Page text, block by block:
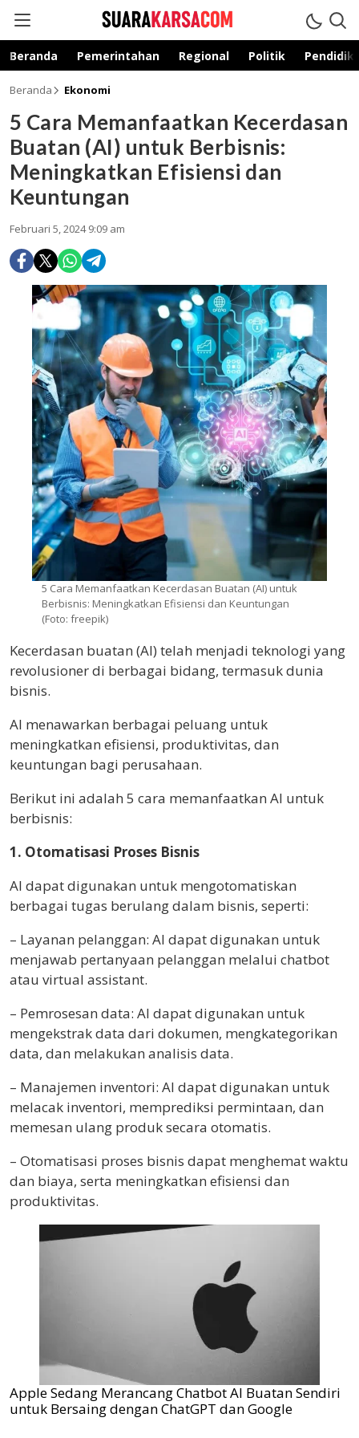
suarakarsa.com
Informasi terpercaya
Beranda Pemerintahan Regional Politik
Beranda Ekonomi
5 Cara Memanfaatkan Kecerdasan
Buatan (AI) untuk Berbisnis:
Meningkatkan Efisiensi dan
Keuntungan
Februari 5, 2024 9:09 am
5 Cara Memanfaatkan Kecerdasan Buatan (AI) untuk
Berbisnis: Meningkatkan Efisiensi dan Keuntungan
(Foto: freepik)
Kecerdasan buatan (AI) telah menjadi teknologi yang
revolusioner di berbagai bidang, termasuk dunia
bisnis.
AI menawarkan berbagai peluang untuk
meningkatkan efisiensi, produktivitas, dan
keuntungan bagi perusahaan.
Berikut ini adalah 5 cara memanfaatkan AI untuk
berbisnis:
1. Otomatisasi Proses Bisnis
AI dapat digunakan untuk mengotomatiskan
berbagai tugas berulang dalam bisnis, seperti:
– Layanan pelanggan: AI dapat digunakan untuk
menjawab pertanyaan pelanggan melalui chatbot
atau virtual assistant.
– Pemrosesan data: AI dapat digunakan untuk
mengekstrak data dari dokumen, mengkategorikan
data, dan melakukan analisis data.
– Manajemen inventori: AI dapat digunakan untuk
melacak inventori, memprediksi permintaan, dan
memesan ulang produk secara otomatis.
– Otomatisasi proses bisnis dapat menghemat waktu
dan biaya, serta meningkatkan efisiensi dan
produktivitas.
Apple Sedang Merancang Chatbot AI Buatan Sendiri
untuk Bersaing dengan ChatGPT dan Google